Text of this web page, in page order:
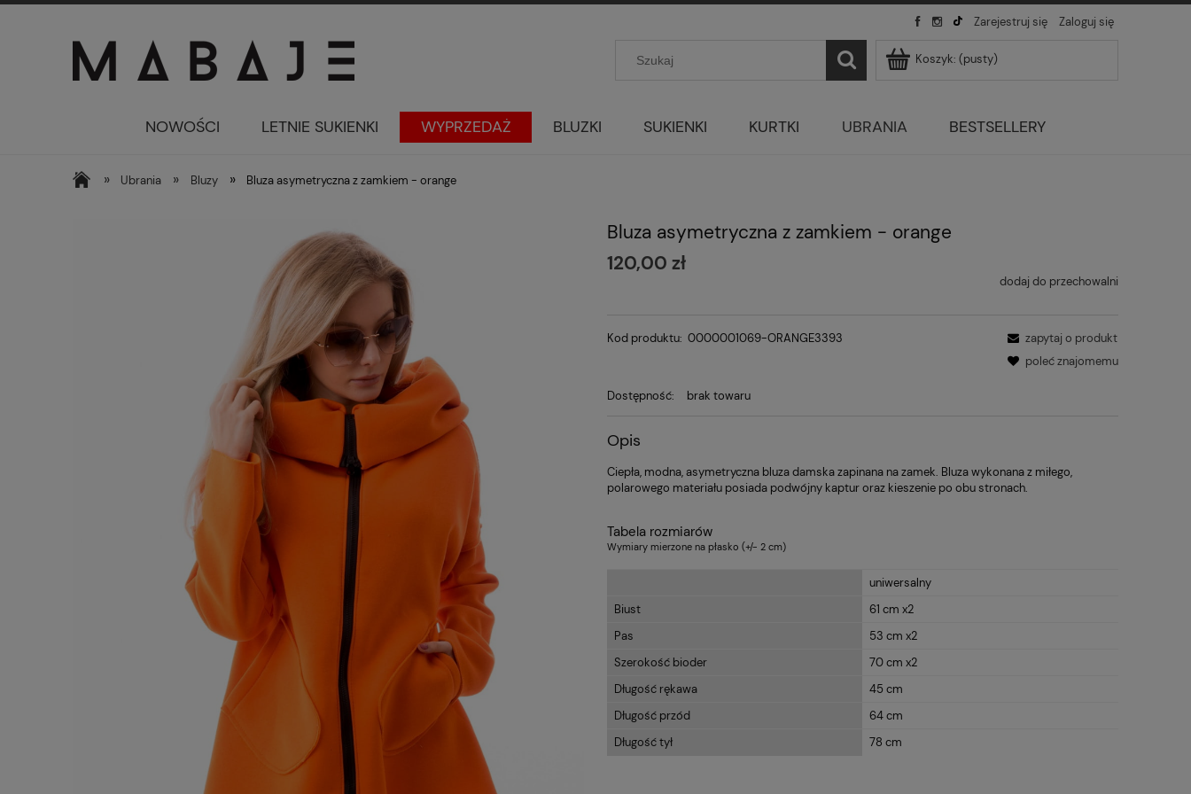
Zarejestruj się Zaloguj się
Koszyk: (pusty)
NOWOŚCI LETNIE SUKIENKI WYPRZEDAŻ BLUZKI SUKIENKI KURTKI UBRANIA BESTSELLERY
» Ubrania » Bluzy » Bluza asymetryczna z zamkiem - orange
Bluza asymetryczna z zamkiem - orange
120,00 zł
dodaj do przechowalni
Kod produktu: 0000001069-ORANGE3393
zapytaj o produkt
poleć znajomemu
Dostępność: brak towaru
Opis
Ciepła, modna, asymetryczna bluza damska zapinana na zamek. Bluza wykonana z miłego,
polarowego materiału posiada podwójny kaptur oraz kieszenie po obu stronach.
Tabela rozmiarów
Wymiary mierzone na płasko (+/- 2 cm)
uniwersalny
Biust
61 cm x2
Pas
53 cm x2
Szerokość bioder
70 cm x2
Długość rękawa
45 cm
Długość przód
64 cm
Długość tył
78 cm